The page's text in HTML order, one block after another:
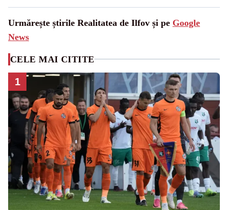
Urmărește știrile Realitatea de Ilfov și pe Google
News
CELE MAI CITITE
1